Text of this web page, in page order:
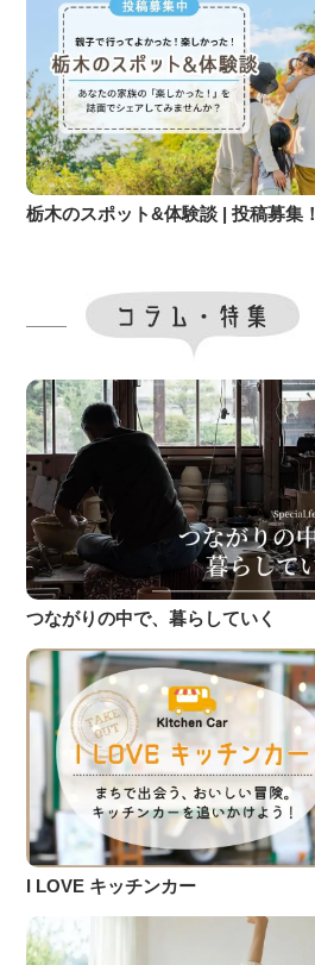
栃木のスポット&体験談 | 投稿募集！
つながりの中で、暮らしていく
I LOVE キッチンカー